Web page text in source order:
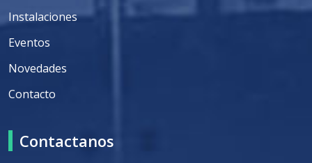
Instalaciones
Eventos
Novedades
Contacto
Contactanos